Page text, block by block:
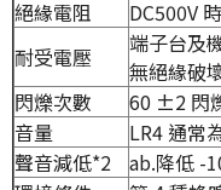
絕緣電阻
DC500V
耐受電壓
端子台及
無絕緣破
閃爍次數
60 ±2 閃
音量
LR4 通常
聲音減低*2
ab.降低 -